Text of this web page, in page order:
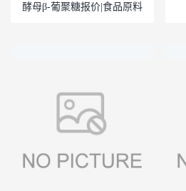
酵母β-葡聚糖报价|食品原料